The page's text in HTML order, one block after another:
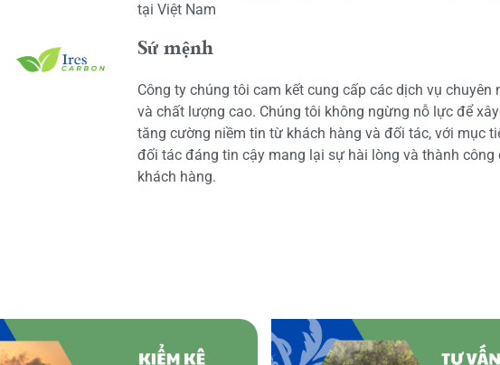
tại Việt Nam
Sứ mệnh
Công ty chúng tôi cam kết cung cấp các dịch vụ chuyên
và chất lượng cao. Chúng tôi không ngừng nỗ lực để
tăng cường niềm tin từ khách hàng và đối tác, với mục
đối tác đáng tin cậy mang lại sự hài lòng và thành công
khách hàng.